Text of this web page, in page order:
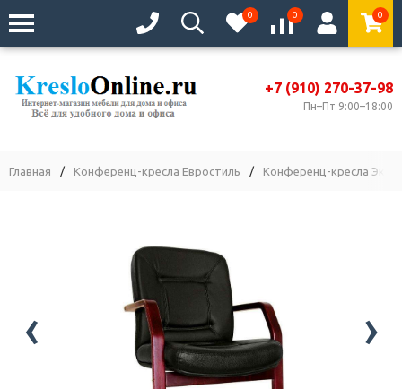
0 0 0
+7 (910) 270-37-98
Пн–Пт 9:00–18:00
Главная / Конференц-кресла Евростиль / Конференц-кресла
‹ ›